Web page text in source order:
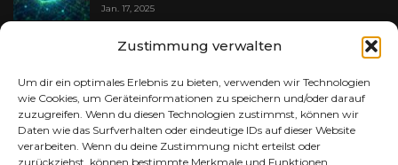
Zustimmung verwalten
Um dir ein optimales Erlebnis zu bieten, verwenden wir Technologien
wie Cookies, um Geräteinformationen zu speichern und/oder darauf
zuzugreifen. Wenn du diesen Technologien zustimmst, können wir
Daten wie das Surfverhalten oder eindeutige IDs auf dieser Website
verarbeiten. Wenn du deine Zustimmung nicht erteilst oder
zurückziehst, können bestimmte Merkmale und Funktionen
Jan. 17, 2025
Deepfake-Betrug im Geschäftsleben:
Okt. 10, 2025